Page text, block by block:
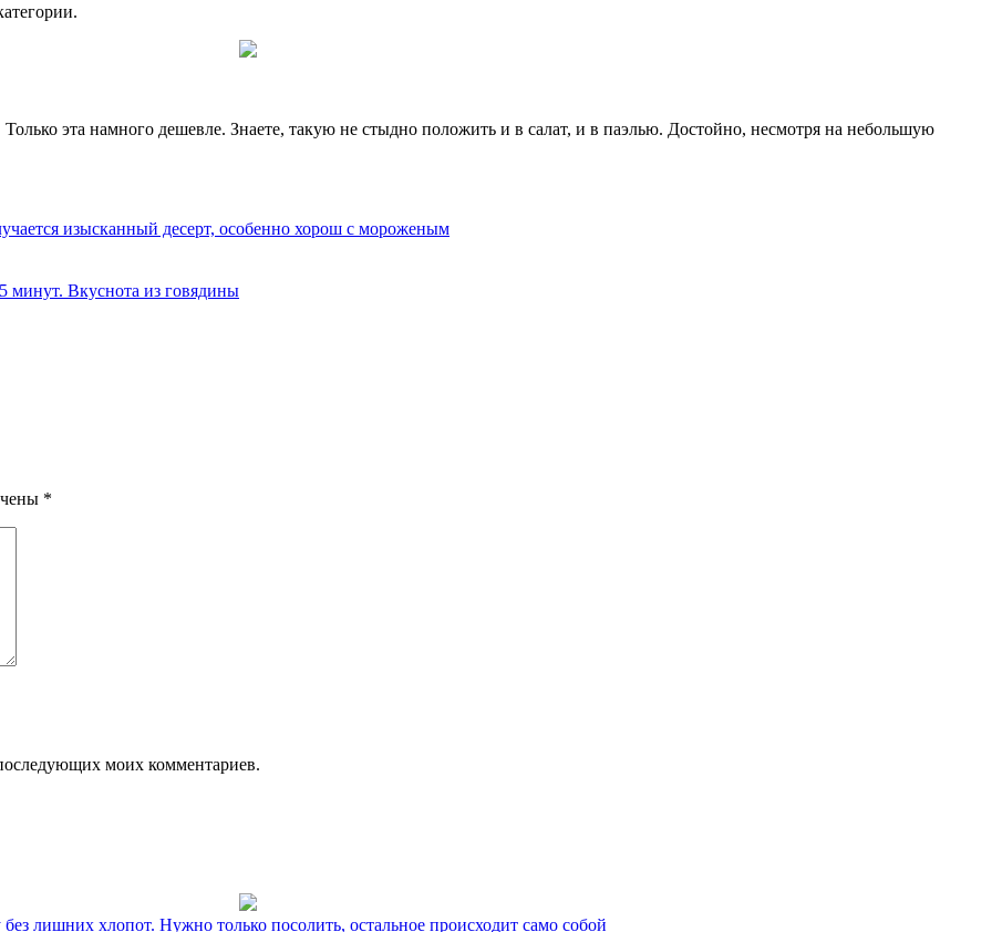
эта намного дешевле. Знаете, такую не стыдно положить и в салат, и в паэлью. Достойно, несмотря на небольшую
изысканный десерт, особенно хорош с мороженым
минут. Вкуснота из говядины
*
моих комментариев.
лишних хлопот. Нужно только посолить, остальное происходит само собой